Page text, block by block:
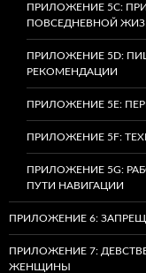
ПРИЛОЖЕНИЕ 5C:
ПОВСЕДНЕВНОЙ
ПРИЛОЖЕНИЕ 5D:
РЕКОМЕНДАЦИИ
ПРИЛОЖЕНИЕ 5E:
ПРИЛОЖЕНИЕ 5F:
ПРИЛОЖЕНИЕ 5G:
ПУТИ НАВИГАЦИИ
ПРИЛОЖЕНИЕ 6:
ПРИЛОЖЕНИЕ 7:
ЖЕНЩИНЫ